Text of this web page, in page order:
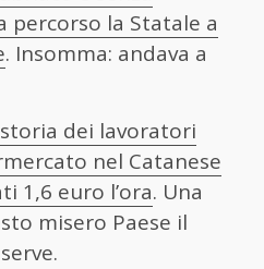
percorso la Statale a
. Insomma: andava a
dei lavoratori
nel Catanese
1,6 euro l’ora. Una
misero Paese il